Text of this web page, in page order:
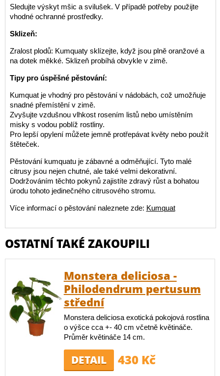
Sledujte výskyt mšic a svilušek. V případě potřeby použijte
vhodné ochranné prostředky.
Sklizeň:
Zralost plodů: Kumquaty sklízejte, když jsou plně oranžové a
na dotek měkké. Sklizeň probíhá obvykle v zimě.
Tipy pro úspěšné pěstování:
Kumquat je vhodný pro pěstování v nádobách, což umožňuje
snadné přemístění v zimě.
Zvyšujte vzdušnou vlhkost rosením listů nebo umístěním
misky s vodou poblíž rostliny.
Pro lepší opylení můžete jemně protřepávat květy nebo použít
štěteček.
Pěstování kumquatu je zábavné a odměňující. Tyto malé
citrusy jsou nejen chutné, ale také velmi dekorativní.
Dodržováním těchto pokynů zajistíte zdravý růst a bohatou
úrodu tohoto jedinečného citrusového stromu.
Více informací o pěstování naleznete zde: Kumquat
OSTATNÍ TAKÉ ZAKOUPILI
Monstera deliciosa -
Philodendrum pertusum
střední
Monstera deliciosa exotická pokojová rostlina
o výšce cca +- 40 cm včetně květináče.
Průměr květináče 14 cm.
DETAIL 430 Kč